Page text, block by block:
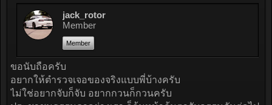
jack_rotor
Member
Member
ขอนับถือครับ
อยากให้ตำรวจเจอของจริงแบบพี่บ้างครับ
ไม่ใช่อยากจับก็จับ อยากกวนก็กวนครับ